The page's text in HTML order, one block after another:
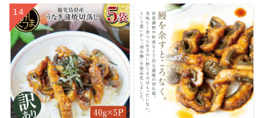
14